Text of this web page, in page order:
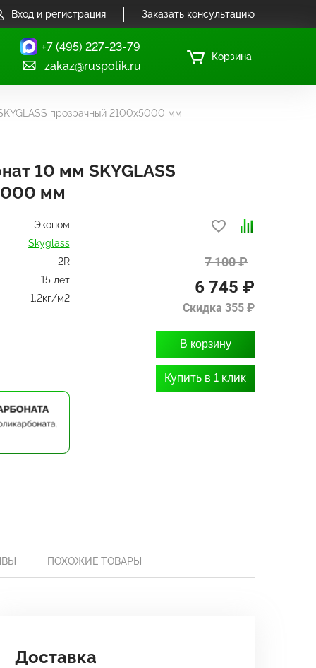
Вход и регистрация Заказать консультацию
+7 (495) 227-23-79
zakaz@ruspolik.ru
Корзина
прозрачный 2100х5000 мм
10 мм SKYGLASS
мм
Эконом
Skyglass
2R
15 лет
1.2кг/м2
7 100 ₽
6 745 ₽
Скидка 355 ₽
В корзину
Купить в 1 клик
ПОХОЖИЕ ТОВАРЫ
Доставка